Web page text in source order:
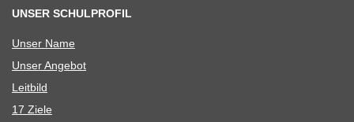
UNSER SCHULPROFIL
Unser Name
Unser Ange­bot
Leit­bild
17 Ziele